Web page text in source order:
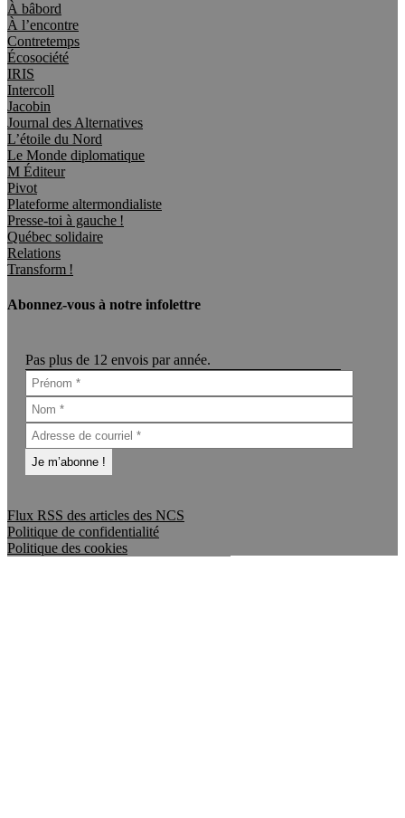
À bâbord
À l’encontre
Contretemps
Écosociété
IRIS
Intercoll
Jacobin
Journal des Alternatives
L’étoile du Nord
Le Monde diplomatique
M Éditeur
Pivot
Plateforme altermondialiste
Presse-toi à gauche !
Québec solidaire
Relations
Transform !
Abonnez-vous à notre infolettre
Pas plus de 12 envois par année.
Flux RSS des articles des NCS
Politique de confidentialité
Politique des cookies